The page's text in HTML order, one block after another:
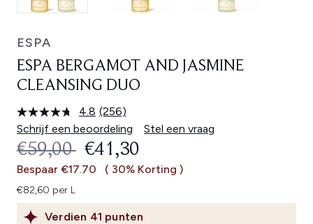
ESPA
ESPA BERGAMOT AND JASMINE
CLEANSING DUO
4.8 Lees
256
beoordelingen.
Dezelfde
paginalink.
(256)
Schrijf een beoordeling
Stel een vraag
Verdien 41 punten
RECOMMENDED RETAIL PRICE:
€59,00 HUIDIGE PRIJS:
€41,30
Bespaar €17.70 ( 30% Korting )
€82,60 per L